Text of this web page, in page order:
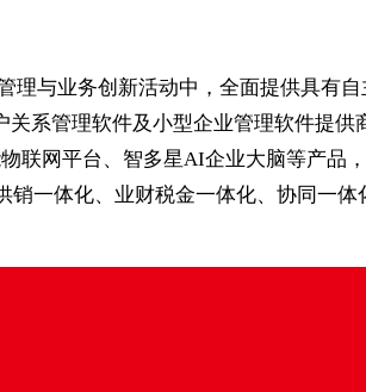
理与业务创新活动中，全面提供具有
系管理软件及小型企业管理软件提供
联网平台、智多星AI企业大脑等产品
一体化、业财税金一体化、协同一体